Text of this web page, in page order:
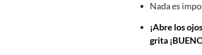
Nada es
¡Abre los
grita